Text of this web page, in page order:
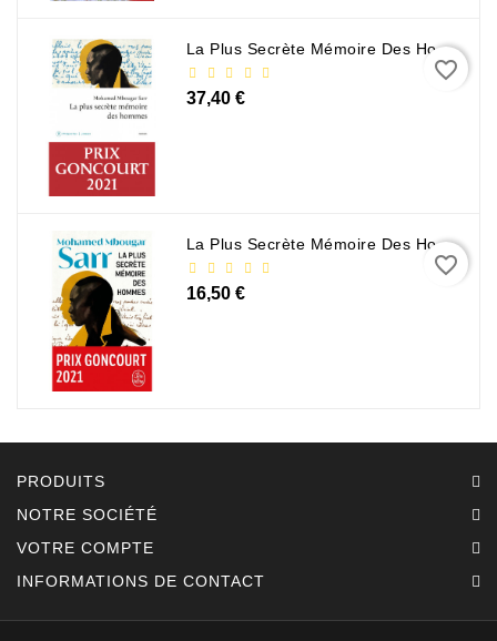
La Plus Secrète Mémoire Des Hommes - Mohamed Mbougar Sarr
37,40 €
favorite_border
La Plus Secrète Mémoire Des Hommes - Mohamed Mbougar Sarr
16,50 €
favorite_border
PRODUITS
NOTRE SOCIÉTÉ
VOTRE COMPTE
INFORMATIONS DE CONTACT